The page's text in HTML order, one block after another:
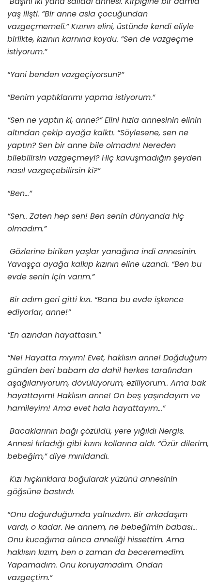
yaş ilişti. “Bir anne asla çocuğundan
vazgeçmemeli.” Kızının elini, üstünde kendi eliyle
birlikte, kızının karnına koydu. “Sen de vazgeçme
istiyorum.”
“Yani benden vazgeçiyorsun?”
“Benim yaptıklarımı yapma istiyorum.”
“Sen ne yaptın ki, anne?” Elini hızla annesinin elinin
altından çekip ayağa kalktı. “Söylesene, sen ne
yaptın? Sen bir anne bile olmadın! Nereden
bilebilirsin vazgeçmeyi? Hiç kavuşmadığın şeyden
nasıl vazgeçebilirsin ki?”
“Ben…”
“Sen.. Zaten hep sen! Ben senin dünyanda hiç
olmadım.”
Gözlerine biriken yaşlar yanağına indi annesinin.
Yavaşça ayağa kalkıp kızının eline uzandı. “Ben bu
evde senin için varım.”
Bir adım geri gitti kızı. “Bana bu evde işkence
ediyorlar, anne!”
“En azından hayattasın.”
“Ne! Hayatta mıyım! Evet, haklısın anne! Doğduğum
günden beri babam da dahil herkes tarafından
aşağılanıyorum, dövülüyorum, eziliyorum.. Ama bak
hayattayım! Haklısın anne! On beş yaşındayım ve
hamileyim! Ama evet hala hayattayım…”
Bacaklarının bağı çözüldü, yere yığıldı Nergis.
Annesi fırladığı gibi kızını kollarına aldı. “Özür dilerim,
bebeğim,” diye mırıldandı.
Kızı hıçkırıklara boğularak yüzünü annesinin
göğsüne bastırdı.
“Onu doğurduğumda yalnızdım. Bir arkadaşım
vardı, o kadar. Ne annem, ne bebeğimin babası…
Onu kucağıma alınca anneliği hissettim. Ama
haklısın kızım, ben o zaman da beceremedim.
Yapamadım. Onu koruyamadım. Ondan
vazgeçtim.”